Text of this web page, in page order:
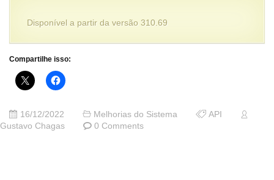
Disponível a partir da versão 310.69
Compartilhe isso:
16/12/2022 Melhorias do Sistema
API
Gustavo Chagas
0 Comments